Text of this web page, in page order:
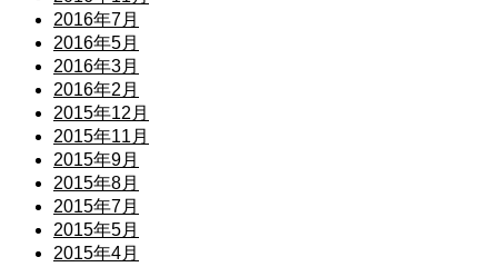
2016年7月
2016年5月
2016年3月
2016年2月
2015年12月
2015年11月
2015年9月
2015年8月
2015年7月
2015年5月
2015年4月